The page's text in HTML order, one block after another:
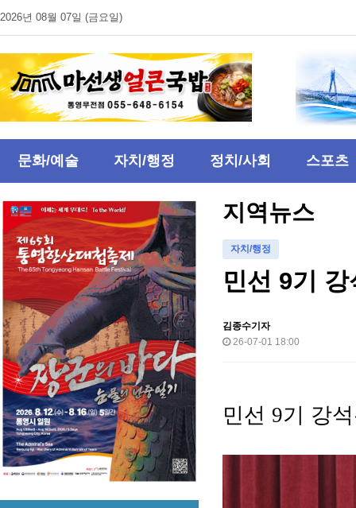
2026년 08월 07일 (금요일)
문화/예술 자치/행정 정치/사회 스포츠
지역뉴스
자치/행정
민선 9기
김종수기자
26-07-01 18:00
민선 9기 강